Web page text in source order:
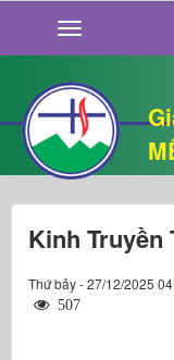
GIỚI THIỆU
TIN TỨC
SỐNG ĐẠO
CHUYỆN
QUÁN VĂN
THƯ GIÃN
Kinh Truyền
Thứ bảy - 27/12/2025
507